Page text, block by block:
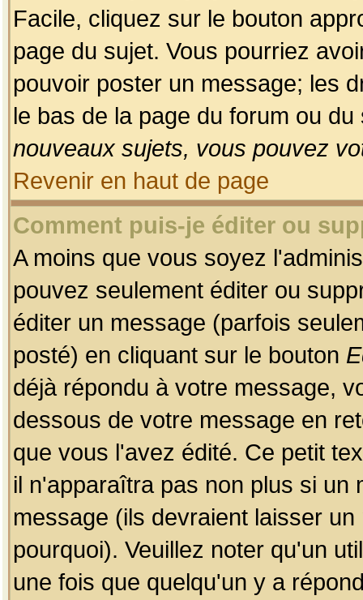
Facile, cliquez sur le bouton
page du sujet. Vous pourriez
pouvoir poster un message; les
le bas de la page du forum ou
nouveaux sujets, vous pouvez
Revenir en haut de page
Comment puis-je éditer ou
A moins que vous soyez
pouvez seulement éditer ou
éditer un message (parfois
posté) en cliquant sur le bouton
déjà répondu à votre message,
dessous de votre message en
que vous l'avez édité. Ce petit
il n'apparaîtra pas non plus si un
message (ils devraient laisser
pourquoi). Veuillez noter qu'un
une fois que quelqu'un y a